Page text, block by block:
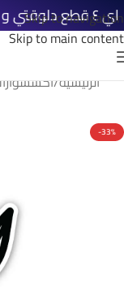
Skip to navigation
Skip to main content
الرئيسية/
-33%